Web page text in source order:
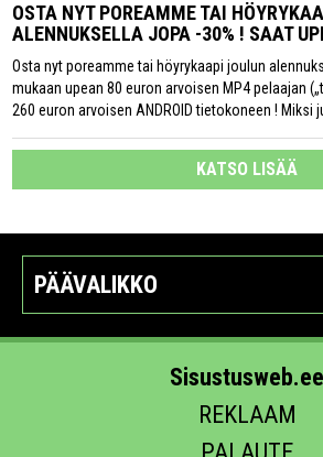
OSTA NYT POREAMME TAI
ALENNUKSELLA JOPA -30% ! SAAT
Osta nyt poreamme tai höyrykaapi joulun
mukaan upean 80 euron arvoisen MP4 pelaajan
260 euron arvoisen ANDROID tietokoneen ! Miksi
KATSO LISÄÄ
PÄÄVALIKKO
Sisustusweb.ee
REKLAAM